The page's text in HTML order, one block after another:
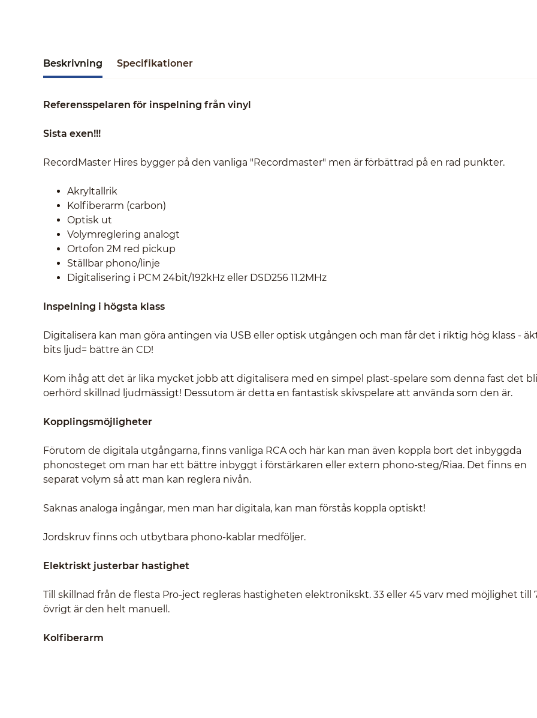
Beskrivning Specifikationer
Referensspelaren för inspelning från vinyl
Sista exen!!!
RecordMaster Hires bygger på den vanliga "Recordmaster" men är förbättrad på en rad punkter.
Akryltallrik
Kolfiberarm (carbon)
Optisk ut
Volymreglering analogt
Ortofon 2M red pickup
Ställbar phono/linje
Digitalisering i PCM 24bit/192kHz eller DSD256 11.2MHz
Inspelning i högsta klass
Digitalisera kan man göra antingen via USB eller optisk utgången och man får det i riktig hög klass -
bits ljud= bättre än CD!
Kom ihåg att det är lika mycket jobb att digitalisera med en simpel plast-spelare som denna fast det
oerhörd skillnad ljudmässigt! Dessutom är detta en fantastisk skivspelare att använda som den är.
Kopplingsmöjligheter
Förutom de digitala utgångarna, finns vanliga RCA och här kan man även koppla bort det inbyggda
phonosteget om man har ett bättre inbyggt i förstärkaren eller extern phono-steg/Riaa. Det finns en
separat volym så att man kan reglera nivån.
Saknas analoga ingångar, men man har digitala, kan man förstås koppla optiskt!
Jordskruv finns och utbytbara phono-kablar medföljer.
Elektriskt justerbar hastighet
Till skillnad från de flesta Pro-ject regleras hastigheten elektronikskt. 33 eller 45 varv med möjlighet till
övrigt är den helt manuell.
Kolfiberarm